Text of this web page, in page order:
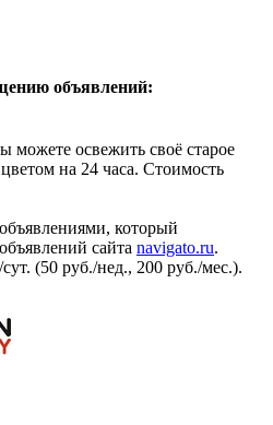
объявлений:
можете освежить своё старое
на 24 часа. Стоимость
который
сайта navigato.ru.
(50 руб./нед., 200 руб./мес.).